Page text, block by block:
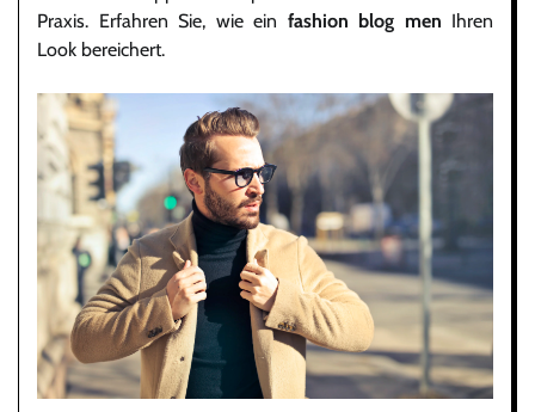
Praxis. Erfahren Sie, wie ein fashion blog men Ihren
Look bereichert.